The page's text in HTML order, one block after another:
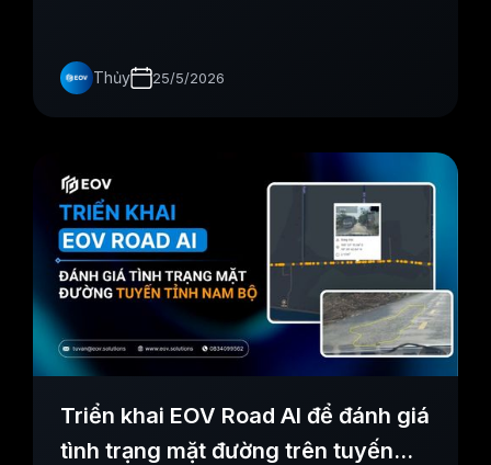
Thủy 25/5/2026
Triển khai EOV Road AI để đánh giá
tình trạng mặt đường trên tuyến